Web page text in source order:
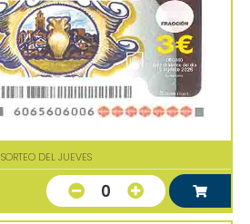
SORTEO DEL JUEVES
0